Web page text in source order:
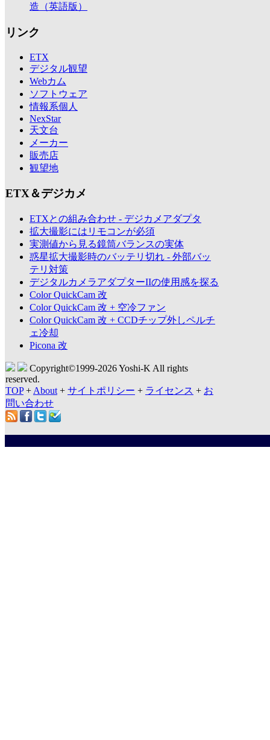
造（英語版）
リンク
ETX
デジタル観望
Webカム
ソフトウェア
情報系個人
NexStar
天文台
メーカー
販売店
観望地
ETX＆デジカメ
ETXとの組み合わせ - デジカメアダプタ
拡大撮影にはリモコンが必須
実測値から見る鏡筒バランスの実体
惑星拡大撮影時のバッテリ切れ - 外部バッ
テリ対策
デジタルカメラアダプターIIの使用感を探る
Color QuickCam 改
Color QuickCam 改 + 空冷ファン
Color QuickCam 改 + CCDチップ外しペルチ
ェ冷却
Picona 改
Copyright©1999-2026 Yoshi-K All rights
reserved.
TOP+ About + サイトポリシー + ライセンス + お
問い合わせ